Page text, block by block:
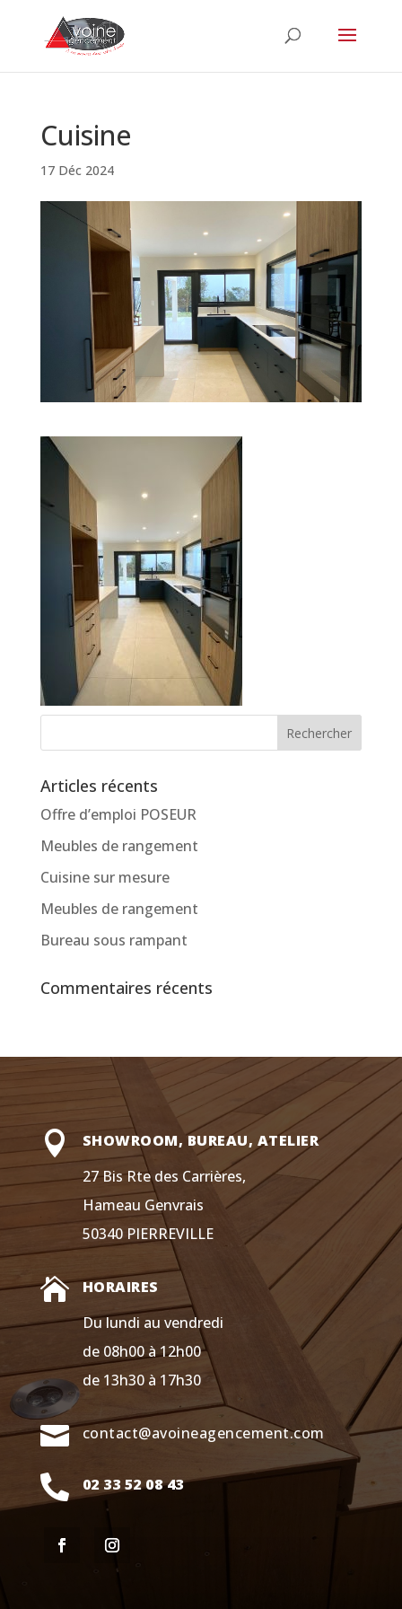
Cuisine
17 Déc 2024
Articles récents
Offre d’emploi POSEUR
Meubles de rangement
Cuisine sur mesure
Meubles de rangement
Bureau sous rampant
Commentaires récents

SHOWROOM, BUREAU, ATELIER
27 Bis Rte des Carrières,
Hameau Genvrais
50340 PIERREVILLE

HORAIRES
Du lundi au vendredi
de 08h00 à 12h00
de 13h30 à 17h30
 contact@avoineagencement.com
 02 33 52 08 43